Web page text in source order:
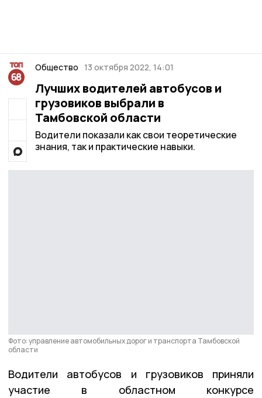
Общество 13 октября 2022, 14:01
Лучших водителей автобусов и
грузовиков выбрали в
Тамбовской области
Водители показали как свои теоретические
знания, так и практические навыки.
Фото: управление автомобильных дорог и транспорта Тамбовской
области
Водители автобусов и грузовиков приняли
участие в областном конкурсе